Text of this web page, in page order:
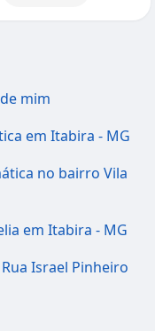
mim
em Itabira - MG
no bairro Vila
em Itabira - MG
Israel Pinheiro